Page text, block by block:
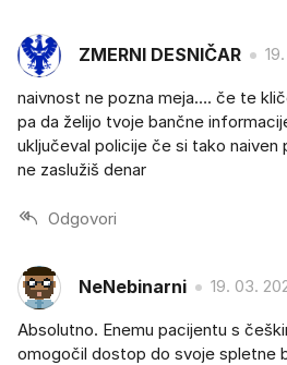
ZMERNI DESNIČAR
naivnost ne pozna meja…. če te
pa da želijo tvoje bančne
uključeval policije če si tako
ne zaslužiš denar
Odgovori
NeNebinarni 19. 03.
Absolutno. Enemu pacijentu s
omogočil dostop do svoje spletne